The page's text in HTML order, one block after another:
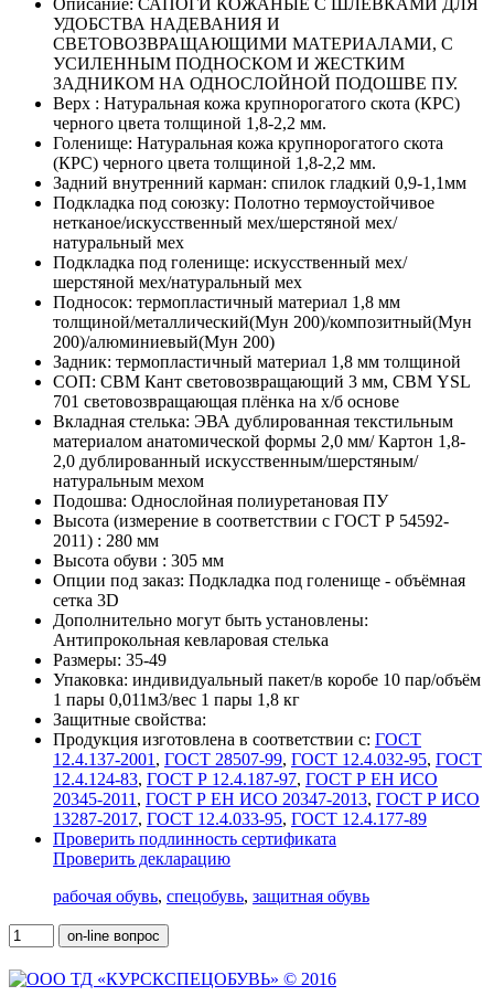
УДОБСТВА НАДЕВАНИЯ И
СВЕТОВОЗВРАЩАЮЩИМИ МАТЕРИАЛАМИ, С
УСИЛЕННЫМ ПОДНОСКОМ И ЖЕСТКИМ
ЗАДНИКОМ НА ОДНОСЛОЙНОЙ ПОДОШВЕ ПУ.
Верх : Натуральная кожа крупнорогатого скота (КРС)
черного цвета толщиной 1,8-2,2 мм.
Голенище: Натуральная кожа крупнорогатого скота
(КРС) черного цвета толщиной 1,8-2,2 мм.
Задний внутренний карман: спилок гладкий 0,9-1,1мм
Подкладка под союзку: Полотно термоустойчивое
нетканое/искусственный мех/шерстяной мех/
натуральный мех
Подкладка под голенище: искусственный мех/
шерстяной мех/натуральный мех
Подносок: термопластичный материал 1,8 мм
толщиной/металлический(Мун 200)/композитный(Мун
200)/алюминиевый(Мун 200)
Задник: термопластичный материал 1,8 мм толщиной
СОП: СВМ Кант световозвращающий 3 мм, СВМ YSL
701 световозвращающая плёнка на х/б основе
Вкладная стелька: ЭВА дублированная текстильным
материалом анатомической формы 2,0 мм/ Картон 1,8-
2,0 дублированный искусственным/шерстяным/
натуральным мехом
Подошва: Однослойная полиуретановая ПУ
Высота (измерение в соответствии с ГОСТ Р 54592-
2011) : 280 мм
Высота обуви : 305 мм
Опции под заказ: Подкладка под голенище - объёмная
сетка 3D
Дополнительно могут быть установлены:
Антипрокольная кевларовая стелька
Размеры: 35-49
Упаковка: индивидуальный пакет/в коробе 10 пар/объём
1 пары 0,011м3/вес 1 пары 1,8 кг
Защитные свойства:
Продукция изготовлена в соответствии с: ГОСТ
12.4.137-2001 , ГОСТ 28507-99, ГОСТ 12.4.032-95, ГОСТ
12.4.124-83, ГОСТ Р 12.4.187-97, ГОСТ Р ЕН ИСО
20345-2011 , ГОСТ Р ЕН ИСО 20347-2013, ГОСТ Р ИСО
13287-2017, ГОСТ 12.4.033-95, ГОСТ 12.4.177-89
Проверить подлинность сертификата
Проверить декларацию
рабочая обувь, спецобувь, защитная обувь
on-line вопрос